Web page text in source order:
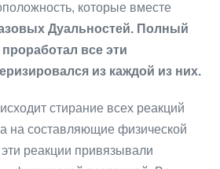
которые вместе
Дуальностей. Полный
проработал все эти
из каждой из них.
стирание всех реакций
на составляющие физической
реакции привязывали